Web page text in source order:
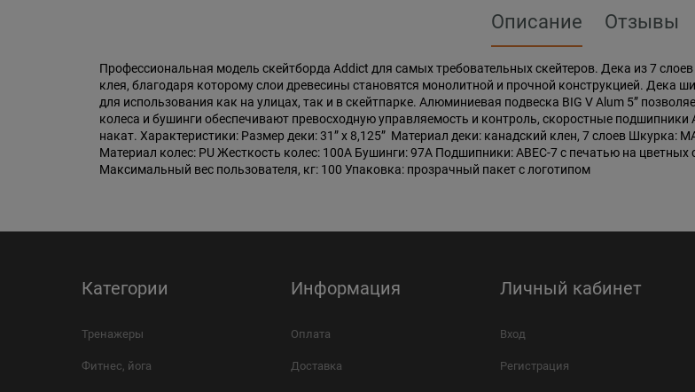
Описание Отзывы
Профессиональная модель скейтборда Addict для самых требовательных скейтеров. Дека из 7
клея, благодаря которому слои древесины становятся монолитной и прочной конструкцией. Дека
для использования как на улицах, так и в скейтпарке. Алюминиевая подвеска BIG V Alum 5”
колеса и бушинги обеспечивают превосходную управляемость и контроль, скоростные
накат. Характеристики: Размер деки: 31” x 8,125” Материал деки: канадский клен, 7 слоев Шкурка:
Материал колес: PU Жесткость колес: 100A Бушинги: 97A Подшипники: ABEC-7 с печатью на
Максимальный вес пользователя, кг: 100 Упаковка: прозрачный пакет с логотипом
Категории
Тренажеры
Фитнес, йога
Информация
Оплата
Доставка
Личный кабинет
Вход
Регистрация